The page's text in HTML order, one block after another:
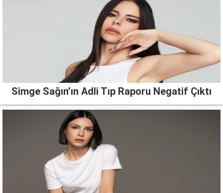
Simge Sağın’ın Adli Tıp Raporu Negatif Çıktı